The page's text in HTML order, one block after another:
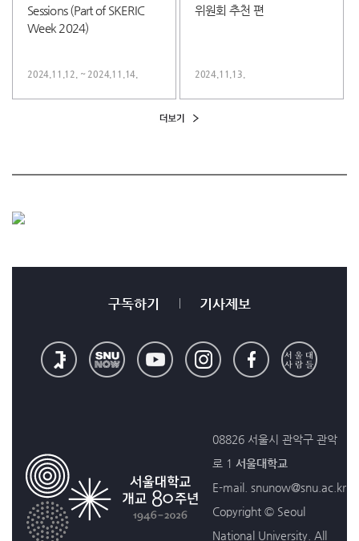
Sessions (Part of SKERIC
Week 2024)
2024.11.12. ~ 2024.11.14.
위원회 추천 편
2024.11.13.
구독하기 기사제보
08826 서울시 관악구 관악
로 1 서울대학교
E-mail. snunow@snu.ac.kr
Copyright © Seoul
National University. All